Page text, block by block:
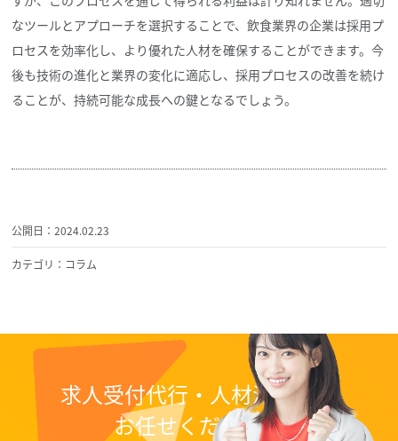
なツールとアプローチを選択することで、飲食業界の企業は採用プ
ロセスを効率化し、より優れた人材を確保することができます。今
後も技術の進化と業界の変化に適応し、採用プロセスの改善を続け
ることが、持続可能な成長への鍵となるでしょう。
公開日：2024.02.23
カテゴリ：コラム
求人受付代行・人材派遣なら
お任せください！